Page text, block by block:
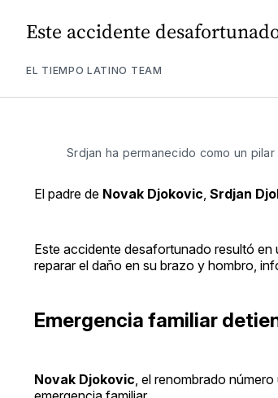
Este accidente
EL TIEMPO LATINO TEAM
Srdjan ha permanecido como un
El padre de Novak Djokovic Srdjan
Este accidente desafortunado resultó
reparar el daño en su brazo y hombro,
Emergencia familiar
Novak Djokovic , el renombrado